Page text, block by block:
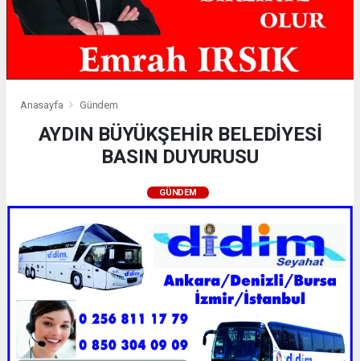
Anasayfa Gündem
AYDIN BÜYÜKŞEHİR BELEDİYESİ
BASIN DUYURUSU
GÜNDEM